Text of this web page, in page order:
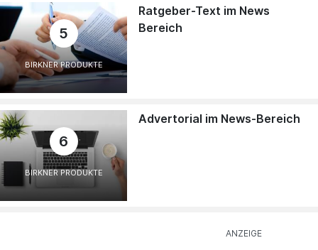
5
BIRKNER PRODUKTE
Ratgeber-Text im News
Bereich
6
BIRKNER PRODUKTE
Advertorial im News-Bereich